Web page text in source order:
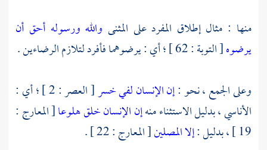
منها : مثال إطلاق المفرد على المثنى والله ورسوله أحق أن
يرضوه[ التوبة : 62 ] ؛ أي : يرضوهما فأفرد لتلازم الرضاءين .
وعلى الجمع ، نحو :إن الإنسان لفي خسر
[ العصر : 2 ] ؛ أي :
الأناسي ، بدليل الاستثناء منهإن الإنسان خلق هلوعا[ المعارج :
19 ] ، بدليل :
إلا المصلين[ المعارج : 22 ] .